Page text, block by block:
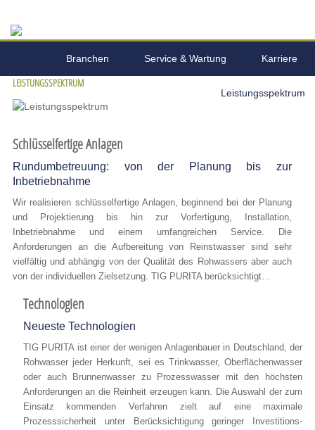
Karriere
Service & Wartung
Branchen
Leistungsspektrum
LEISTUNGSSPEKTRUM
Schlüsselfertige Anlagen
Rundumbetreuung: von der Planung bis zur
Inbetriebnahme
Wir realisieren schlüsselfertige Anlagen, beginnend bei der Planung
und Projektierung bis hin zur Vorfertigung, Installation,
Inbetriebnahme und einem umfangreichen Service. Die
Anforderungen an die Aufbereitung von Reinstwasser sind sehr
vielfältig und abhängig von der Qualität des Rohwassers aber auch
von der individuellen Zielsetzung. TIG PURITA berücksichtigt…
Technologien
Neueste Technologien
TIG PURITA ist einer der wenigen Anlagenbauer in Deutschland, der
Rohwasser jeder Herkunft, sei es Trinkwasser, Oberflächenwasser
oder auch Brunnenwasser zu Prozesswasser mit den höchsten
Anforderungen an die Reinheit erzeugen kann. Die Auswahl der zum
Einsatz kommenden Verfahren zielt auf eine maximale
Prozesssicherheit unter Berücksichtigung geringer Investitions-